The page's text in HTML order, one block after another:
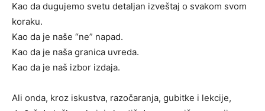
Kao da dugujemo svetu detaljan izveštaj o svakom svom
koraku.
Kao da je naše “ne” napad.
Kao da je naša granica uvreda.
Kao da je naš izbor izdaja.
Ali onda, kroz iskustva, razočaranja, gubitke i lekcije,